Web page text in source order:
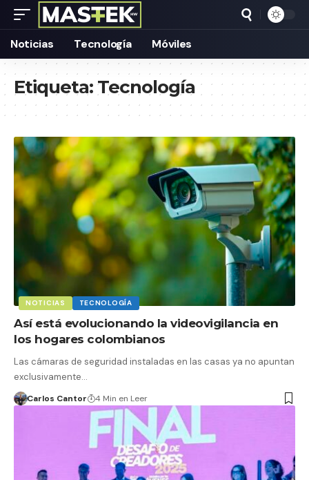
Noticias Tecnología Móviles
Etiqueta:Tecnología
NOTICIAS TECNOLOGÍA
Así está evolucionando la videovigilancia en
los hogares colombianos
Las cámaras de seguridad instaladas en las casas ya no apuntan
exclusivamente…
Carlos Cantor 4 Min en Leer